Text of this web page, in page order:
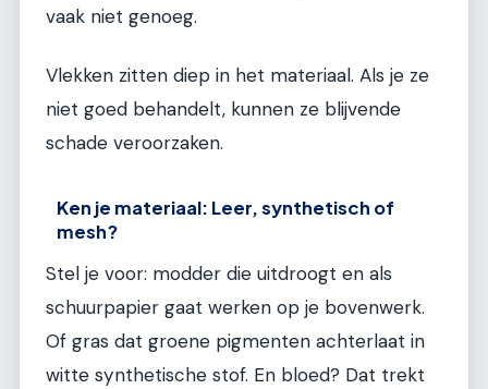
vaak niet genoeg.
Vlekken zitten diep in het materiaal. Als je ze
niet goed behandelt, kunnen ze blijvende
schade veroorzaken.
Ken je materiaal: Leer, synthetisch of
mesh?
Stel je voor: modder die uitdroogt en als
schuurpapier gaat werken op je bovenwerk.
Of gras dat groene pigmenten achterlaat in
witte synthetische stof. En bloed? Dat trekt